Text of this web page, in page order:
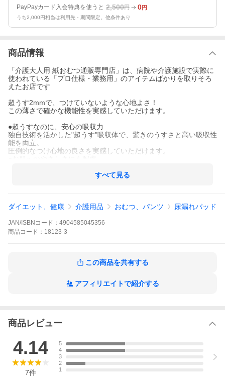
PayPayカード入会特典を使うと 2,500円 0円
うち2,000円相当は利用先・期間限定。他条件あり
商品情報
「介護大人用 紙おむつ通販専門店」は、病院や介護施設で実際に
使われている「プロ仕様・業務用」のアイテムばかりを取りそろ
えたお店です
超うす2mmで、つけていないような心地よさ！
この薄さで確かな機能性を実感していただけます。
●超うすなのに、安心の吸収力
独自技術を活かした"超うす"吸収体で、驚きのうすさと高い吸収性
能を両立。
圧倒的なつけ心地の良さを実感していただけます。
●コンパクトで携帯に便利
■製品情報
●安心して旅行や長時間のお出かけを楽しみたい方に
●咳・クシャミ時に
すべて見る
ダイエット、健康 介護用品 おむつ、パンツ 尿漏れパッド
JAN/ISBNコード： 4904585045356
商品 コード： 18123-3
この商品を共有する
アフィリエイトで紹介する
商品レビュー
4.14
7件
5
4
3
2
1